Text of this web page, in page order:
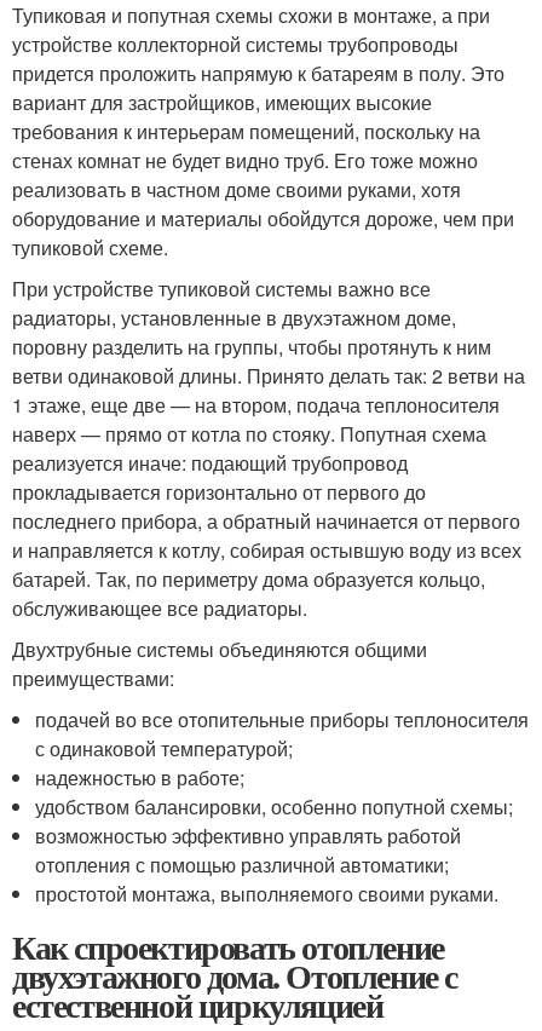
Тупиковая и попутная схемы схожи в монтаже, а при
устройстве коллекторной системы трубопроводы
придется проложить напрямую к батареям в полу. Это
вариант для застройщиков, имеющих высокие
требования к интерьерам помещений, поскольку на
стенах комнат не будет видно труб. Его тоже можно
реализовать в частном доме своими руками, хотя
оборудование и материалы обойдутся дороже, чем при
тупиковой схеме.
При устройстве тупиковой системы важно все
радиаторы, установленные в двухэтажном доме,
поровну разделить на группы, чтобы протянуть к ним
ветви одинаковой длины. Принято делать так: 2 ветви на
1 этаже, еще две — на втором, подача теплоносителя
наверх — прямо от котла по стояку. Попутная схема
реализуется иначе: подающий трубопровод
прокладывается горизонтально от первого до
последнего прибора, а обратный начинается от первого
и направляется к котлу, собирая остывшую воду из всех
батарей. Так, по периметру дома образуется кольцо,
обслуживающее все радиаторы.
Двухтрубные системы объединяются общими
преимуществами:
подачей во все отопительные приборы теплоносителя
с одинаковой температурой;
надежностью в работе;
удобством балансировки, особенно попутной схемы;
возможностью эффективно управлять работой
отопления с помощью различной автоматики;
простотой монтажа, выполняемого своими руками.
Как спроектировать отопление
двухэтажного дома. Отопление с
естественной циркуляцией